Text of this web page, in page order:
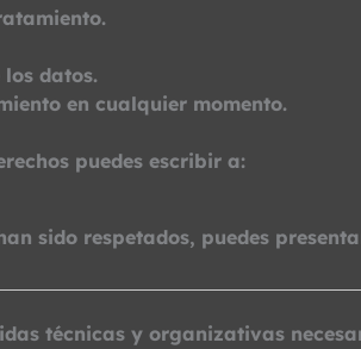
datos.
en cualquier momento.
puedes escribir a:
sido respetados, puedes
técnicas y organizativas